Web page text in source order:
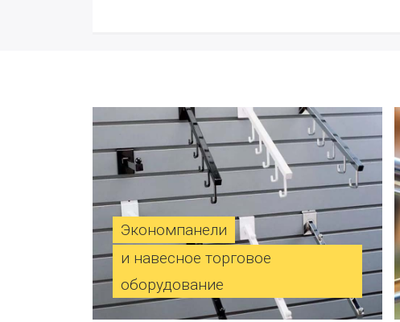
Экономпанели
и навесное торговое
оборудование